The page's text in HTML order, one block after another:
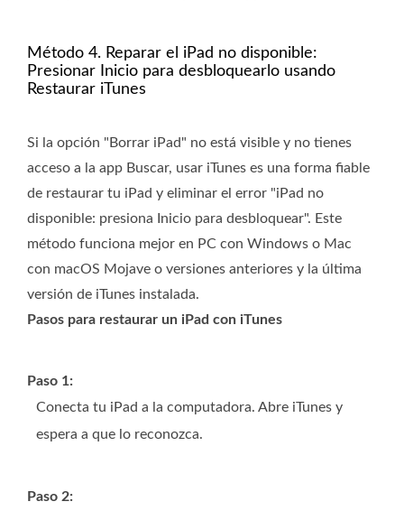
Método 4. Reparar el iPad no disponible:
Presionar Inicio para desbloquearlo usando
Restaurar iTunes
Si la opción "Borrar iPad" no está visible y no tienes
acceso a la app Buscar, usar iTunes es una forma fiable
de restaurar tu iPad y eliminar el error "iPad no
disponible: presiona Inicio para desbloquear". Este
método funciona mejor en PC con Windows o Mac
con macOS Mojave o versiones anteriores y la última
versión de iTunes instalada.
Pasos para restaurar un iPad con iTunes
Paso 1:
Conecta tu iPad a la computadora. Abre iTunes y
espera a que lo reconozca.
Paso 2: